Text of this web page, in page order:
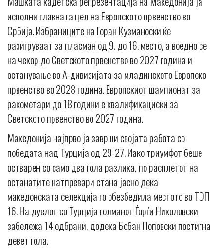
исполни главната цел на Европското првенство во
Србија. Избраниците на Горан Кузманоски ќе
разигруваат за пласман од 9. до 16. место, а воедно се
на чекор до Светското првенство во 2027 година и
останување во А-дивизијата за младинското Европско
првенство во 2028 година. Европскиот шампионат за
ракометари до 18 години е квалификациски за
Светското првенство во 2027 година.
Македонија најпрво ја заврши својата работа со
победата над Турција од 29-27. Иако триумфот беше
остварен со само два гола разлика, по расплетот на
останатите натпревари стана јасно дека
македонската селекција го обезбедила местото во ТОП
16. На дуелот со Турција голманот Ѓорѓи Николовски
забележа 14 одбрани, додека Бобан Поповски постигна
девет гола.